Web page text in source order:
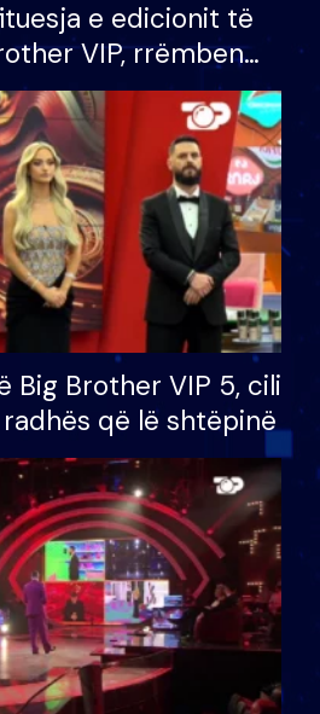
e edicionit të
VIP, rrëmben
prej 100 mijë eurosh
Big Brother VIP 5, cili
që lë shtëpinë